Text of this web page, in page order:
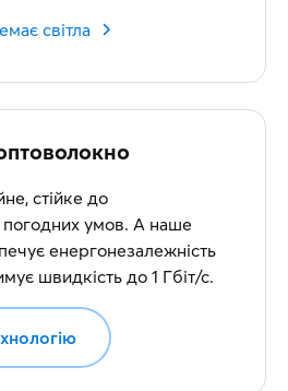
світла
стійке до
умов. А наше
енергонезалежність
швидкість до 1 Гбіт/с.